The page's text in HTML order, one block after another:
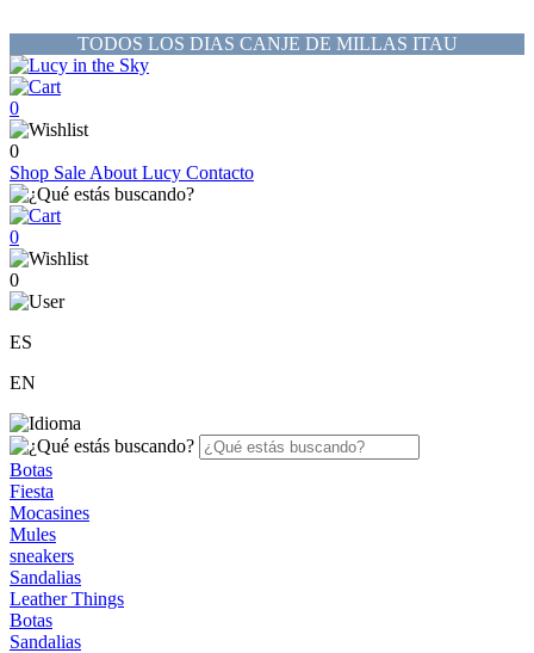
TODOS LOS DIAS CANJE DE MILLAS ITAU
0
0
Shop Sale About Lucy Contacto
0
0
ES
EN
Botas
Fiesta
Mocasines
Mules
sneakers
Sandalias
Leather Things
Botas
Sandalias